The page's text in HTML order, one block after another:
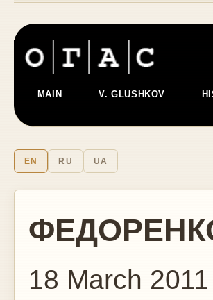
MAIN V. GLUSHKOV
EN RU UA
18 March